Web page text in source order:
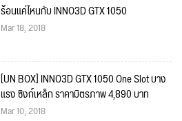
ร้อนแค่ไหนกับ INNO3D GTX 1050
Mar 18, 2018
[UN BOX] INNO3D GTX 1050 One Slot บาง
แรง ซิงก์เหล็ก ราคามิตรภาพ 4,890 บาท
Mar 10, 2018